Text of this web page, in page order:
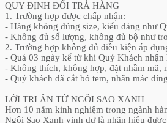
QUY ĐỊNH ĐỔI TRẢ HÀNG
1. Trường hợp được chấp nhận:
- Hàng không đúng size, kiểu dáng như
- Không đủ số lượng, không đủ bộ như
2. Trường hợp không đủ điều kiện áp
- Quá 03 ngày kể từ khi Quý Khách nhận
- Không thích, không hợp, đặt nhầm mã,
- Quý khách đã cắt bỏ tem, nhãn mác
LỜI TRI ÂN TỪ NGÔI SAO XANH
Hơn 10 năm kinh nghiệm trong ngành
Ngôi Sao Xanh vinh dự là nhãn hiệu